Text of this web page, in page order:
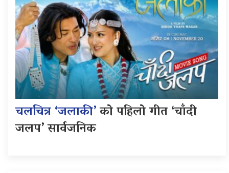
चलचित्र ‘जलाकी’को पहिलो गीत ‘चाँदी
जलप’ सार्वजनिक